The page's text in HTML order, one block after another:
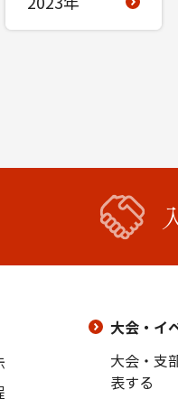
大会・イ
大会・支
表する